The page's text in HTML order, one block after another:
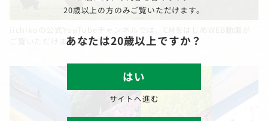
ご覧いただけます。
20歳以上の方のみご覧いただけます。
あなたは20歳以上ですか？
はい
サイトへ進む